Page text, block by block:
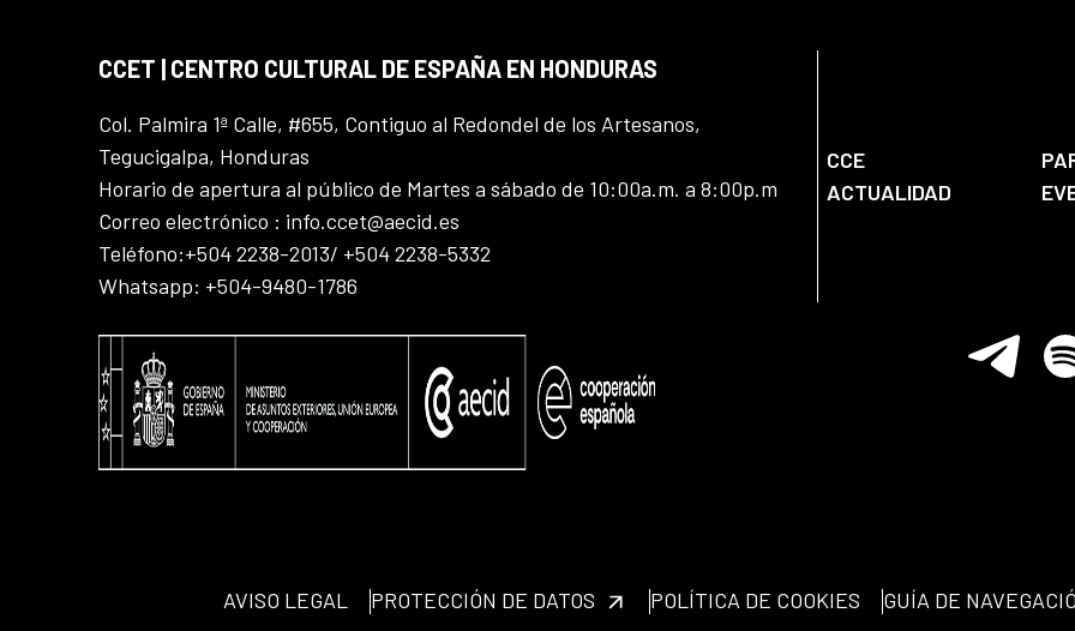
CCET | CENTRO CULTURAL DE ESPAÑA EN HONDURAS
Col. Palmira 1ª Calle, #655, Contiguo al Redondel de los Artesanos,
Tegucigalpa, Honduras
Horario de apertura al público de Martes a sábado de 10:00a.m. a 8:00p.m
Correo electrónico : info.ccet@aecid.es
Teléfono:+504 2238-2013/ +504 2238-5332
Whatsapp: +504-9480-1786
CCE
ACTUALIDAD
Telegram
AVISO LEGAL PROTECCIÓN DE DATOS POLÍTICA DE COOKIES GUÍA DE